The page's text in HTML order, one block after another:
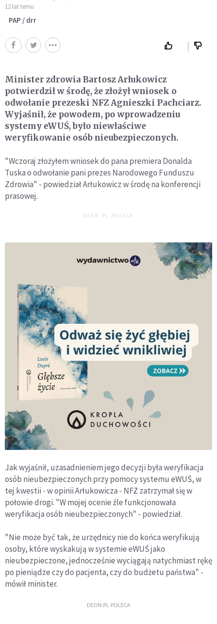
12 lat temu
PAP / drr
Minister zdrowia Bartosz Arłukowicz
potwierdził w środę, że złożył wniosek o
odwołanie prezeski NFZ Agnieszki Pachciarz.
Wyjaśnił, że powodem, po wprowadzeniu
systemy eWUŚ, było niewłaściwe
weryfikowanie osób nieubezpieczonych.
"Wczoraj złożyłem wniosek do pana premiera Donalda
Tuska o odwołanie pani prezes Narodowego Funduszu
Zdrowia" - powiedział Arłukowicz w środę na konferencji
prasowej.
DEON.PL POLECA
Jak wyjaśnił, uzasadnieniem jego decyzji była weryfikacja
osób nieubezpieczonych przy pomocy systemu eWUŚ, w
tej kwestii - w opinii Arłukowicza - NFZ zatrzymał się w
połowie drogi. "W mojej ocenie źle funkcjonowała
weryfikacja osób nieubezpieczonych" - powiedział.
"Nie może być tak, że urzędnicy nie do końca weryfikują
osoby, które wyskakują w systemie eWUŚ jako
nieubezpieczone, jednocześnie wyciągają natychmiast rękę
po pieniądze czy do pacjenta, czy do budżetu państwa" -
mówił minister.
DEON.PL POLECA